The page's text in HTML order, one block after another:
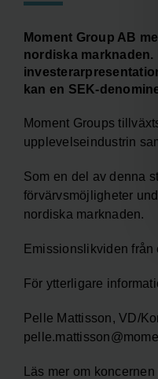
Moment Group AB
nordiska
kan en SEK-
Moment Groups
upplevelseindustrin
Som en del av denna
förvärvsmöjligheter
nordiska marknaden.
Emissionslikviden
För ytterligare
Pelle Mattisson, VD/
Läs mer om